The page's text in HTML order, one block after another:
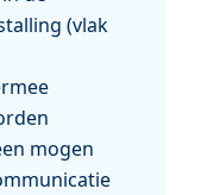
(vlak
mogen